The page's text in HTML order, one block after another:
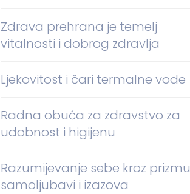
Zdrava prehrana je temelj
vitalnosti i dobrog zdravlja
Ljekovitost i čari termalne vode
Radna obuća za zdravstvo za
udobnost i higijenu
Razumijevanje sebe kroz prizmu
samoljubavi i izazova